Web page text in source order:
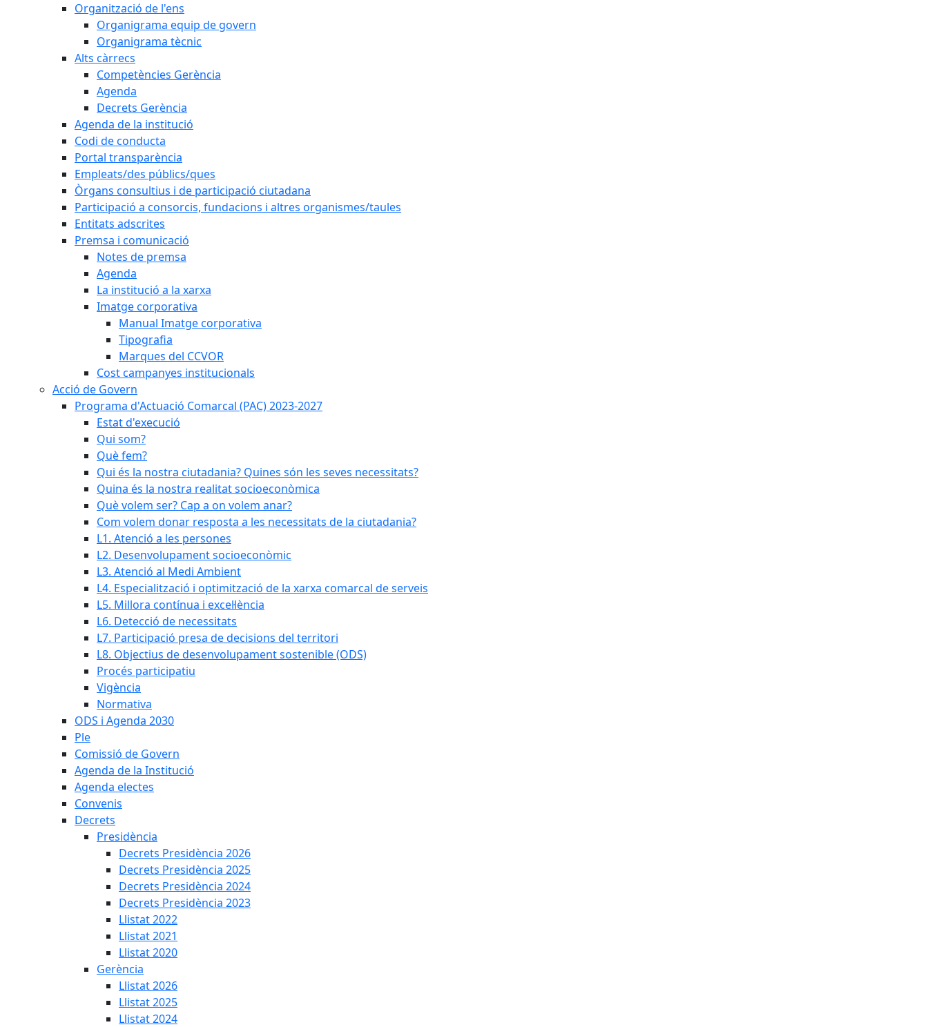
Organització de l'ens
Organigrama equip de govern
Organigrama tècnic
Alts càrrecs
Competències Gerència
Agenda
Decrets Gerència
Agenda de la institució
Codi de conducta
Portal transparència
Empleats/des públics/ques
Òrgans consultius i de participació ciutadana
Participació a consorcis, fundacions i altres organismes/taules
Entitats adscrites
Premsa i comunicació
Notes de premsa
Agenda
La institució a la xarxa
Imatge corporativa
Manual Imatge corporativa
Tipografia
Marques del CCVOR
Cost campanyes institucionals
Acció de Govern
Programa d'Actuació Comarcal (PAC) 2023-2027
Estat d'execució
Qui som?
Què fem?
Qui és la nostra ciutadania? Quines són les seves necessitats?
Quina és la nostra realitat socioeconòmica
Què volem ser? Cap a on volem anar?
Com volem donar resposta a les necessitats de la ciutadania?
L1. Atenció a les persones
L2. Desenvolupament socioeconòmic
L3. Atenció al Medi Ambient
L4. Especialització i optimització de la xarxa comarcal de serveis
L5. Millora contínua i excel·lència
L6. Detecció de necessitats
L7. Participació presa de decisions del territori
L8. Objectius de desenvolupament sostenible (ODS)
Procés participatiu
Vigència
Normativa
ODS i Agenda 2030
Ple
Comissió de Govern
Agenda de la Institució
Agenda electes
Convenis
Decrets
Presidència
Decrets Presidència 2026
Decrets Presidència 2025
Decrets Presidència 2024
Decrets Presidència 2023
Llistat 2022
Llistat 2021
Llistat 2020
Gerència
Llistat 2026
Llistat 2025
Llistat 2024